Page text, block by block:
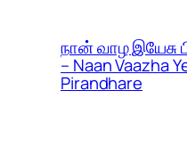
நான் வாழ இயேசு
– Naan Vaazha
Pirandhare